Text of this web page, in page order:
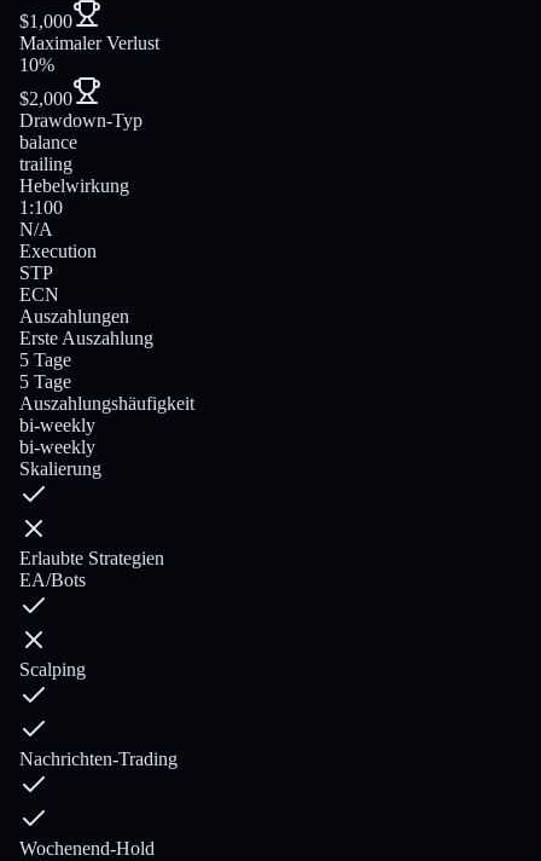
$1,000
Maximaler Verlust
10%
$2,000
Drawdown-Typ
balance
trailing
Hebelwirkung
1:100
N/A
Execution
STP
ECN
Auszahlungen
Erste Auszahlung
5 Tage
5 Tage
Auszahlungshäufigkeit
bi-weekly
bi-weekly
Skalierung
Erlaubte Strategien
EA/Bots
Scalping
Nachrichten-Trading
Wochenend-Hold